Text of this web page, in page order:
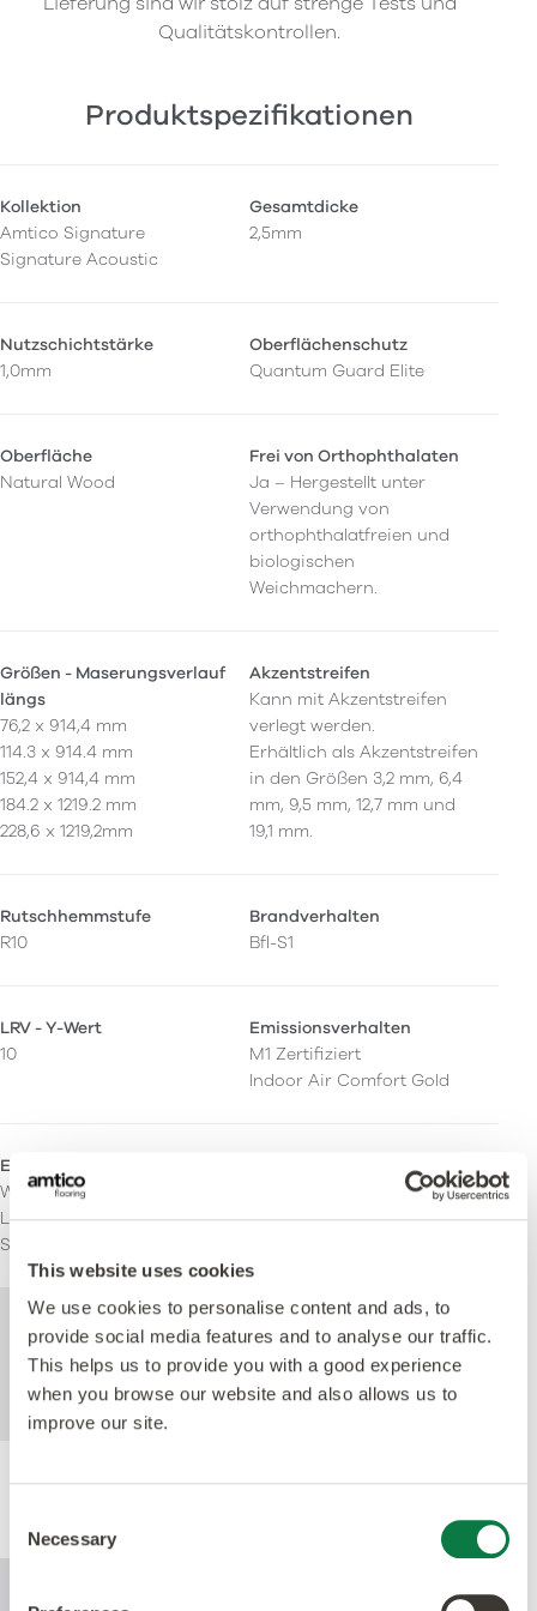
This website uses cookies
We use cookies to personalise content and ads, to
provide social media features and to analyse our traffic.
This helps us to provide you with a good experience
when you browse our website and also allows us to
improve our site.
Selection
Necessary
Qualitätskontrollen.
Produktspezifikationen
Kollektion
Amtico Signature
Signature Acoustic
Gesamtdicke
2,5mm
Nutzschichtstärke
1,0mm
Oberflächenschutz
Quantum Guard Elite
Oberfläche
Natural Wood
Frei von Orthophthalaten
Ja – Hergestellt unter
Verwendung von
orthophthalatfreien und
biologischen
Weichmachern.
Größen - Maserungsverlauf
längs
76,2 x 914,4 mm
114.3 x 914.4 mm
152,4 x 914,4 mm
184.2 x 1219.2 mm
228,6 x 1219,2mm
Akzentstreifen
Kann mit Akzentstreifen
verlegt werden.
Erhältlich als Akzentstreifen
in den Größen 3,2 mm, 6,4
mm, 9,5 mm, 12,7 mm und
19,1 mm.
Rutschhemmstufe
R10
Brandverhalten
Bfl-S1
LRV - Y-Wert
10
Emissionsverhalten
M1 Zertifiziert
Indoor Air Comfort Gold
Einsatzbereich
Wohnen
Leichte kommerzielle
Schwere kommerzielle
Weitere technische Informationen zu
diesem Produkt finden Sie im Dokument
mit den technischen Spezifikationen, das
unten zum Download steht zur Verfügung.